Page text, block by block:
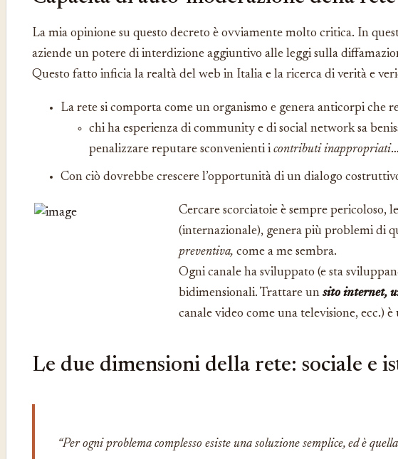
La mia opinione su questo decreto è ovviamente molto critica. In
aziende un potere di interdizione aggiuntivo alle leggi sulla
Questo fatto inficia la realtà del web in Italia e la ricerca di verità e
La rete si comporta come un organismo e genera anticorpi che
chi ha esperienza di community e di social network sa
penalizzare reputare sconvenienti i contributi inappropriati…
Con ciò dovrebbe crescere l’opportunità di un dialogo
Cercare scorciatoie è sempre
(internazionale), genera più problemi di
preventiva, come a me sembra.
Ogni canale ha sviluppato (e sta
bidimensionali. Trattare un sito internet,
canale video come una televisione, ecc.)
Le due dimensioni della rete: sociale e
“Per ogni problema complesso esiste una soluzione semplice, ed è